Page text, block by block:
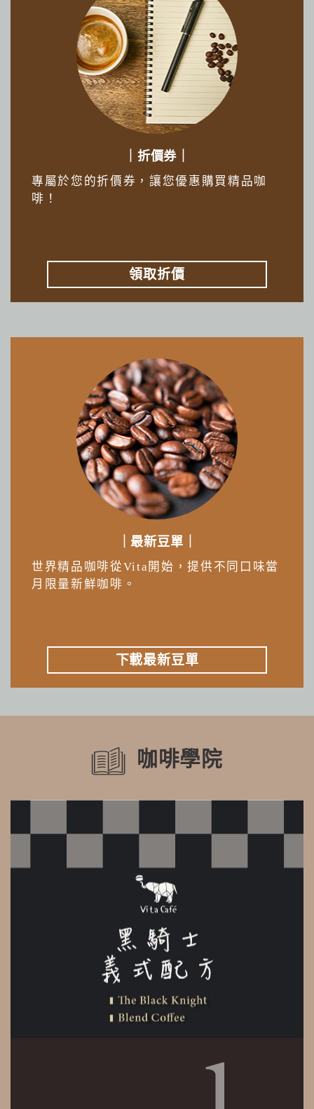
｜折價券｜
專屬於您的折價券，讓您優惠購買精品咖
啡！
領取折價
｜最新豆單｜
世界精品咖啡從Vita開始，提供不同口味當
月限量新鮮咖啡。
下載最新豆單
咖啡學院